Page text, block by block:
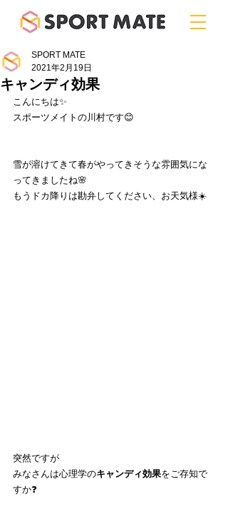
キャンディ効果
SPORT MATE
2021年2月19日
こんにちは✨
スポーツメイトの川村です😊
雪が溶けてきて春がやってきそうな雰囲気にな
ってきましたね🌸
もうドカ降りは勘弁してください、お天気様☀️
突然ですが
みなさんは心理学のキャンディ効果をご存知で
すか❓